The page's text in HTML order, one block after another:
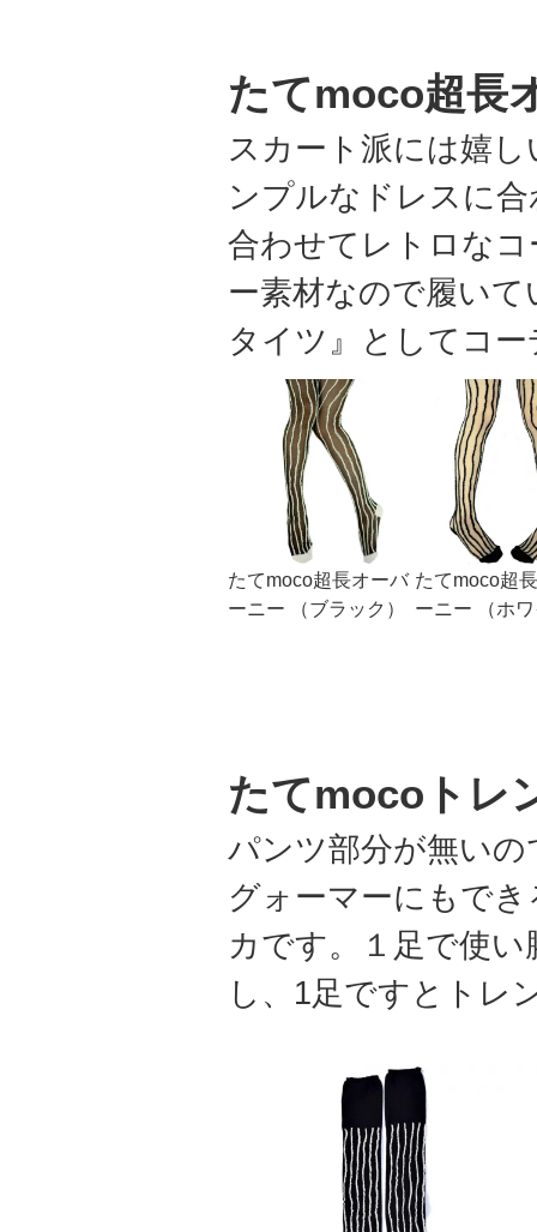
たてmoco超長
スカート派には嬉
ンプルなドレスに
合わせてレトロな
ー素材なので履い
タイツ』としてコ
たてmoco超長オーバ
ーニー （ブラック）
たてmoco超
ーニー （ホ
たてmocoトレ
パンツ部分が無い
グォーマーにもで
カです。１足で使
し、1足ですとトレ